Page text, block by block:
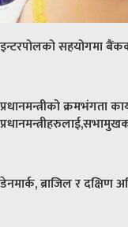
इन्टरपोलको सहयोगमा
प्रधानमन्त्रीको क्रमभंगता
डेनमार्क, ब्राजिल र दक्षिण